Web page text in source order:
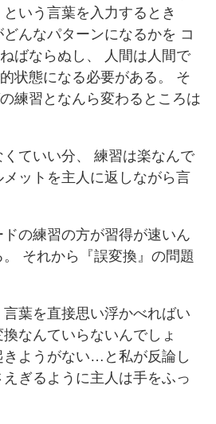
いう言葉を入力するとき
んなパターンになるかを コ
ばならぬし、 人間は人間で
状態になる必要がある。 そ
練習となんら変わるところは
ていい分、 練習は楽なんで
メットを主人に返しながら言
ドの練習の方が習得が速いん
それから『誤変換』の問題
葉を直接思い浮かべればい
なんていらないんでしょ
きようがない…と私が反論し
ぎるように主人は手をふっ